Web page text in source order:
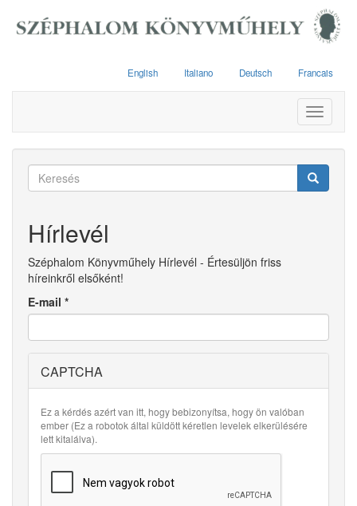
English Italiano Deutsch Francais
Toggle
Keresés
Hírlevél
Széphalom Könyvműhely Hírlevél - Értesüljön friss
híreinkről elsőként!
E-mail *
CAPTCHA
Ez a kérdés azért van itt, hogy bebizonyítsa, hogy ön valóban
ember (Ez a robotok által küldött kéretlen levelek elkerülésére
lett kitalálva).